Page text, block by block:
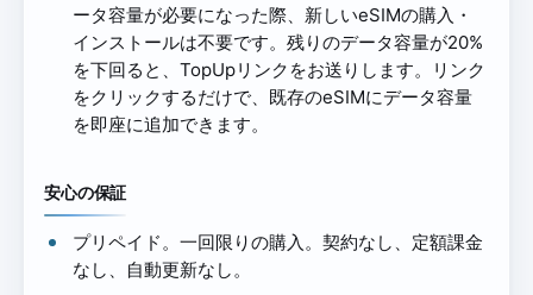
ータ容量が必要になった際、新しいeSIMの購入・
インストールは不要です。残りのデータ容量が20%
を下回ると、TopUpリンクをお送りします。リンク
をクリックするだけで、既存のeSIMにデータ容量
を即座に追加できます。
安心の保証
プリペイド。一回限りの購入。契約なし、定額課金
なし、自動更新なし。